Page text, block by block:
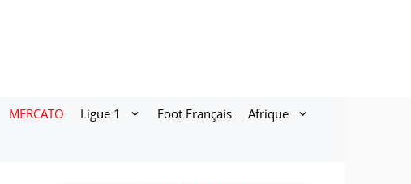
MERCATO Ligue 1 Foot Français Afrique